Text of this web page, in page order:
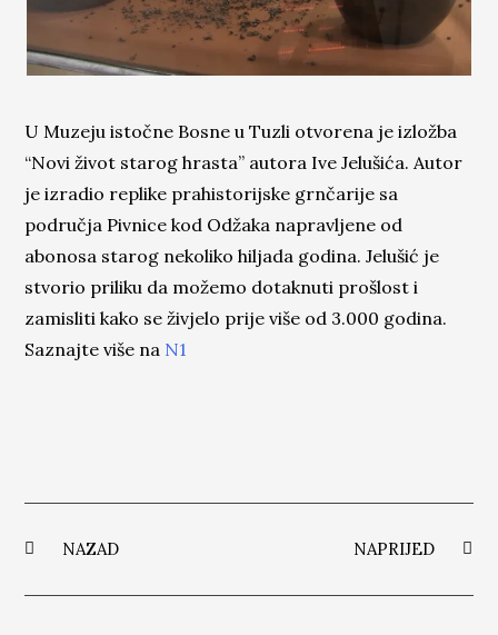
U Muzeju istočne Bosne u Tuzli otvorena je izložba
“Novi život starog hrasta” autora Ive Jelušića. Autor
je izradio replike prahistorijske grnčarije sa
područja Pivnice kod Odžaka napravljene od
abonosa starog nekoliko hiljada godina. Jelušić je
stvorio priliku da možemo dotaknuti prošlost i
zamisliti kako se živjelo prije više od 3.000 godina.
Saznajte više na N1
NAZAD NAPRIJED